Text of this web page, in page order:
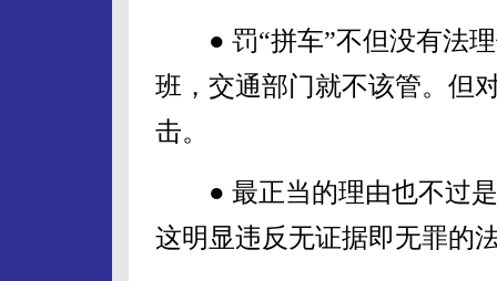
● 罚“拼车”不但没有法理
班，交通部门就不该管。但
击。
● 最正当的理由也不过是
这明显违反无证据即无罪的